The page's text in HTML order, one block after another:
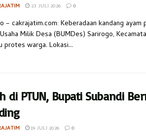
23 JULI 2026 0
– cakrajatim.com: Keberadaan kandang
Milik Desa (BUMDes) Sarirogo,
protes warga. Lokasi...
di PTUN, Bupati Subandi
19 JULI 2026 0